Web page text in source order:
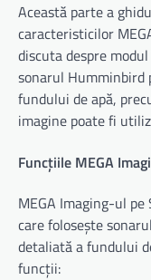
Această parte a
caracteristicilor
discuta despre
sonarul Humminbird
fundului de apă,
imagine poate fi
Funcțiile MEGA
MEGA Imaging-ul
care folosește
detaliată a fundului
funcții: